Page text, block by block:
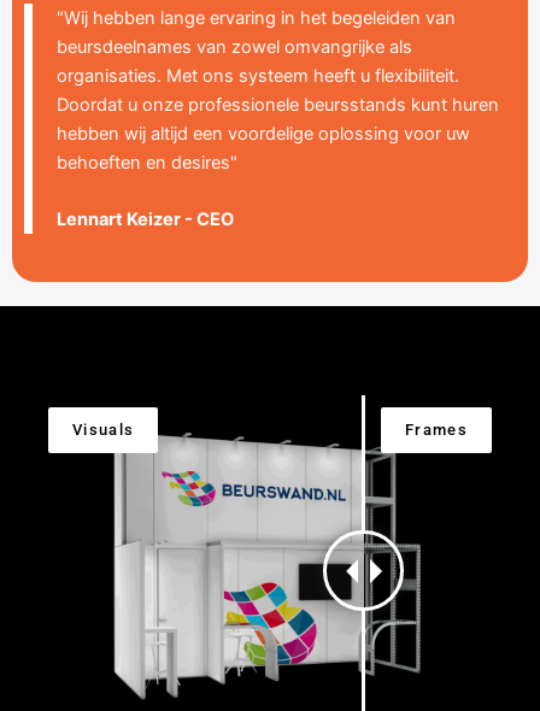
"Wij hebben lange ervaring in het begeleiden van
beursdeelnames van zowel omvangrijke als
organisaties. Met ons systeem heeft u flexibiliteit.
Doordat u onze professionele beursstands kunt huren
hebben wij altijd een voordelige oplossing voor uw
behoeften en desires"
Lennart Keizer - CEO